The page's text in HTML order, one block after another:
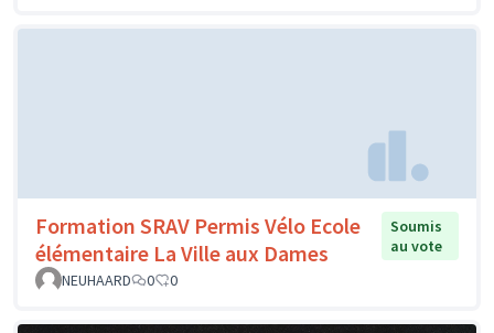
Formation SRAV Permis Vélo Ecole
élémentaire La Ville aux Dames
Soumis
au vote
NEUHAARD
0 0